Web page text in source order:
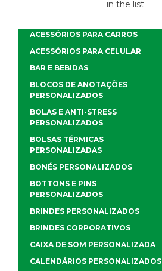
in the list
ACESSÓRIOS PARA CARROS
ACESSÓRIOS PARA CELULAR
BAR E BEBIDAS
BLOCOS DE ANOTAÇÕES
PERSONALIZADOS
BOLAS E ANTI-STRESS
PERSONALIZADOS
BOLSAS TÉRMICAS
PERSONALIZADAS
BONÉS PERSONALIZADOS
BOTTONS E PINS
PERSONALIZADOS
BRINDES PERSONALIZADOS
BRINDES CORPORATIVOS
CAIXA DE SOM PERSONALIZADA
CALENDÁRIOS PERSONALIZADOS